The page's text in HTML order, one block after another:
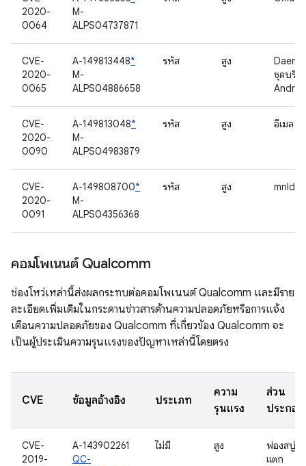
2020-
0064
M-
ALPS04737871
CVE-
2020-
0065
A-149813448*
M-
ALPS04886658
รหัส สูง
ชุดบริก
CVE-
2020-
0090
A-149813048*
M-
ALPS04983879
รหัส สูง อีเมล
CVE-
2020-
0091
A-149808700*
M-
ALPS04356368
รหัส สูง mnld
คอมโพเนนต์ Qualcomm
ช่องโหว่เหล่านี้ส่งผลกระทบต่อคอมโพเนนต์ Qualcomm และมีราย
ละเอียดเพิ่มเติมในกระดานข่าวสารด้านความปลอดภัยหรือการแจ้ง
เตือนความปลอดภัยของ Qualcomm ที่เกี่ยวข้อง Qualcomm จะ
เป็นผู้ประเมินความรุนแรงของปัญหาเหล่านี้โดยตรง
CVE ข้อมูลอ้างอิง ประเภท
ความ
รุนแรง
ส่วน
ประกอบ
CVE-
2019-
A-143902261
QC-
ไม่มี สูง
ฟองสบู่
แตก